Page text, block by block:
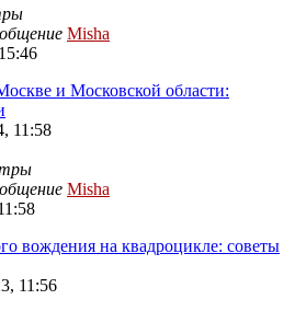
Misha
и Московской области:
11:58
Misha
вождения на квадроцикле: советы
11:56